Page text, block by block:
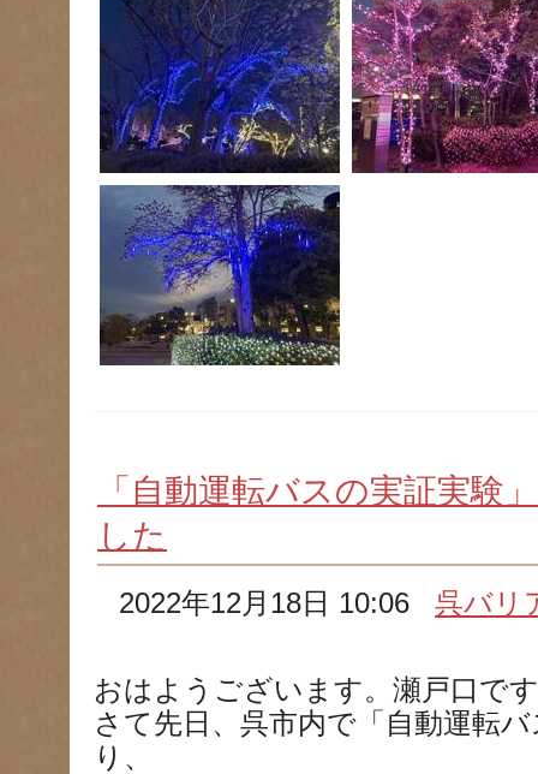
「自動運転バスの実証実験
した
2022年12月18日 10:06呉バリ
おはようございます。瀬戸口で
さて先日、呉市内で「自動運転
り、